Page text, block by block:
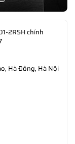
2RSH chính
Hà Đông, Hà Nội